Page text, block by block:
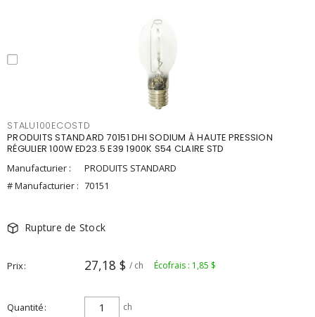
STALU100ECOSTD
PRODUITS STANDARD 70151 DHI SODIUM À HAUTE PRESSION
RÉGULIER 100W ED23.5 E39 1900K S54 CLAIRE STD
Manufacturier :
PRODUITS STANDARD
# Manufacturier : 70151
Rupture de Stock
Prix 27,18 $ / ch Écofrais : 1,85 $
Quantité ch